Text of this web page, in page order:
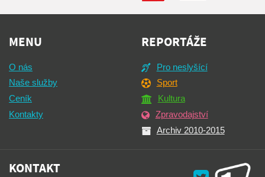
MENU
O nás
Naše služby
Ceník
Kontakty
REPORTÁŽE
Pro neslyšící
Sport
Kultura
Zpravodajství
Archiv 2010-2015
KONTAKT